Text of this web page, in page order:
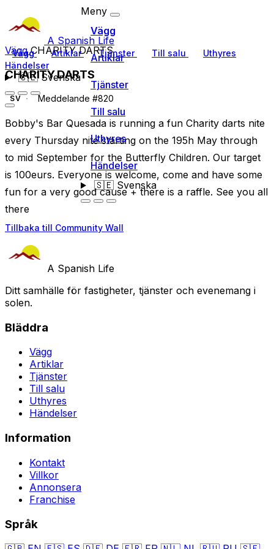
A Spanish Life
Vägg Artiklar Tjänster Till salu
Uthyres
Händelser
🇸🇪Svenska
Meny
Vägg
Artiklar
Tjänster
Till salu
Uthyres
Händelser
🇸🇪Svenska
VäggCHARITY DARTS
CHARITY DARTS
SV Meddelande #820
Bobby's Bar Quesada is running a fun Charity darts nite
every Thursday nite starting on the 195h May through
to mid September for the Butterfly Children. Our target
is 100eurs. Everyone is welcome, come and have some
fun for a very good cause + there is a raffle. See you all
there
Tillbaka till Community Wall
A Spanish Life
Ditt samhälle för fastigheter, tjänster och evenemang i
solen.
Bläddra
Vägg
Artiklar
Tjänster
Till salu
Uthyres
Händelser
Information
Kontakt
Villkor
Annonsera
Franchise
Språk